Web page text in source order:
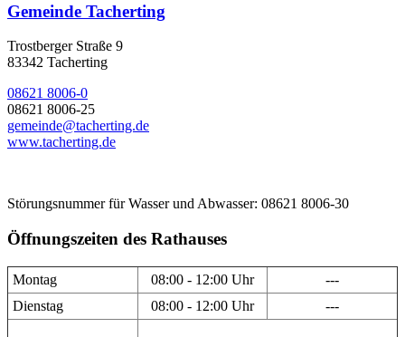
Gemeinde Tacherting
Trostberger Straße 9
83342 Tacherting
08621 8006-0
08621 8006-25
gemeinde@tacherting.de
www.tacherting.de
Störungsnummer für Wasser und Abwasser: 08621 8006-30
Öffnungszeiten des Rathauses
Montag 08:00 - 12:00 Uhr
---
Dienstag
08:00 - 12:00 Uhr ---